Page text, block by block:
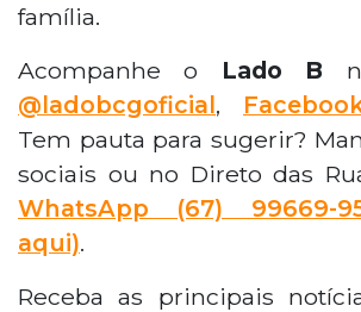
família.
Acompanhe o Lado B
@ladobcgoficial,
Tem pauta para sugerir?
sociais ou no Direto das
WhatsApp (67) 99669-
aqui).
Receba as principais